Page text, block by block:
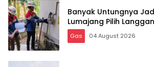
Banyak Untungnya
Lumajang Pilih
Gas 04 August 2026